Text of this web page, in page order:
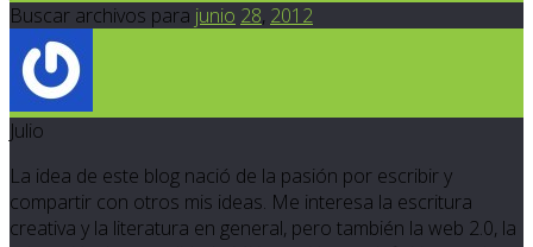
Buscar archivos para junio 28, 2012
Julio
La idea de este blog nació de la pasión por escribir y
compartir con otros mis ideas. Me interesa la escritura
creativa y la literatura en general, pero también la web 2.0, la